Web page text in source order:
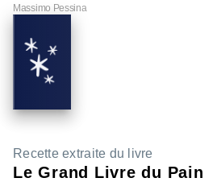
Massimo Pessina
Recette extraite du livre
Le Grand Livre du Pain